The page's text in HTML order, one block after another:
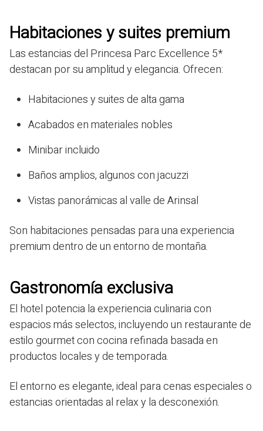
Habitaciones y suites premium
Las estancias del Princesa Parc Excellence 5*
destacan por su amplitud y elegancia. Ofrecen:
Habitaciones y suites de alta gama
Acabados en materiales nobles
Minibar incluido
Baños amplios, algunos con jacuzzi
Vistas panorámicas al valle de Arinsal
Son habitaciones pensadas para una experiencia
premium dentro de un entorno de montaña.
Gastronomía exclusiva
El hotel potencia la experiencia culinaria con
espacios más selectos, incluyendo un restaurante de
estilo gourmet con cocina refinada basada en
productos locales y de temporada.
El entorno es elegante, ideal para cenas especiales o
estancias orientadas al relax y la desconexión.